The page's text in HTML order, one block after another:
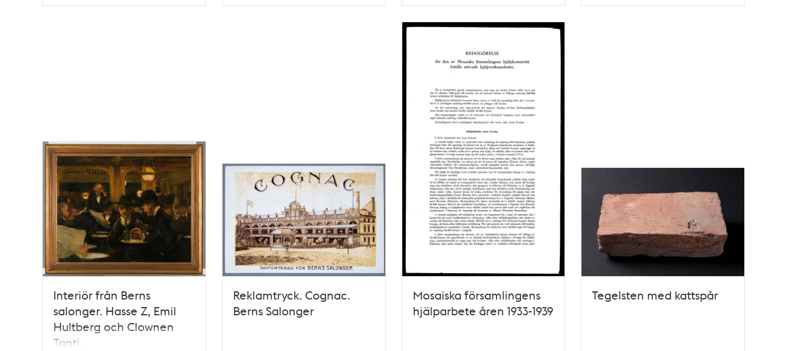
Interiör från Berns
salonger. Hasse Z, Emil
Hultberg och Clownen
Tanti.
Reklamtryck. Cognac.
Berns Salonger
Mosaiska församlingens
hjälparbete åren 1933-1939
Tegelsten med kattspår